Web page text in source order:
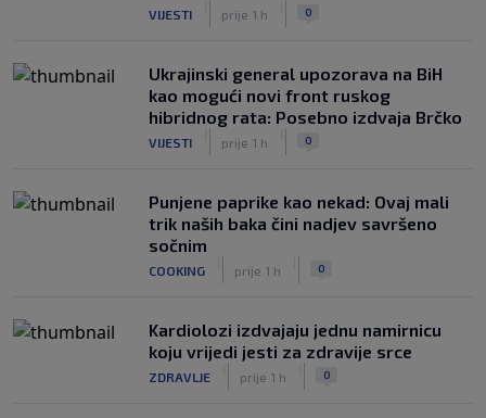
VIJESTI prije 1 h 0
Ukrajinski general upozorava na BiH
kao mogući novi front ruskog
hibridnog rata: Posebno izdvaja Brčko
VIJESTI prije 1 h 0
Punjene paprike kao nekad: Ovaj mali
trik naših baka čini nadjev savršeno
sočnim
COOKING prije 1 h 0
Kardiolozi izdvajaju jednu namirnicu
koju vrijedi jesti za zdravije srce
ZDRAVLJE prije 1 h 0